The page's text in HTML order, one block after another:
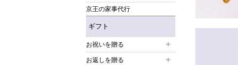
京王の家事代行
ギフト
お祝いを贈る
お返しを贈る